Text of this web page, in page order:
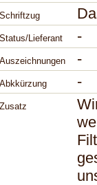
Schriftzug
Status/Lieferant -
Auszeichnungen -
Abkkürzung -
Zusatz